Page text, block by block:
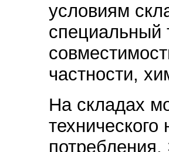
условиям
специальный
частности,
На складах